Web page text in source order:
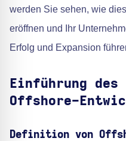
werden Sie sehen, wie
eröffnen und Ihr
Erfolg und Expansion
Einführung des
Offshore-
Definition von